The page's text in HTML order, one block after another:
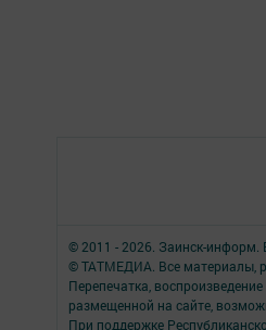
© 2011 - 2026. Заинск-информ.
© ТАТМЕДИА. Все материалы,
Перепечатка,
размещенной на сайте,
При поддержке